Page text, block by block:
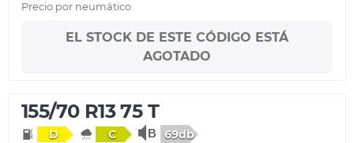
Precio por neumático
EL STOCK DE ESTE CÓDIGO ESTÁ
AGOTADO
155/70 R13 75 T
D C 69db